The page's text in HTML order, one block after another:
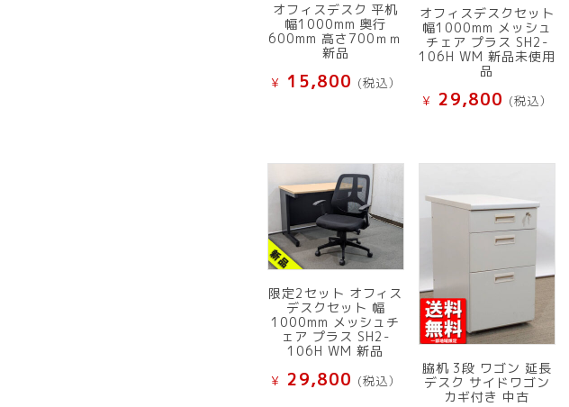
オフィスデスク 平机
幅1000mm 奥行
600mm 高さ700ｍｍ
新品
¥ 15,800 (税込）
オフィスデスクセット
幅1000mm メッシュ
チェア プラス SH2-
106H WM 新品未使用
品
¥ 29,800 (税込）
限定2セット オフィス
デスクセット 幅
1000mm メッシュチ
ェア プラス SH2-
106H WM 新品
¥ 29,800 (税込）
脇机 3段 ワゴン 延長
デスク サイドワゴン
カギ付き 中古